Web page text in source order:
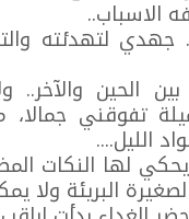
الاسباب..
جهدي لتهدئته
الحين
تفوقني
الليل....
لها النكات
البريئة ولا